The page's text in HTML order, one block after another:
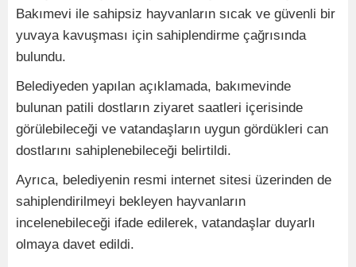
Bakımevi ile sahipsiz hayvanların sıcak ve güvenli bir
yuvaya kavuşması için sahiplendirme çağrısında
bulundu.
Belediyeden yapılan açıklamada, bakımevinde
bulunan patili dostların ziyaret saatleri içerisinde
görülebileceği ve vatandaşların uygun gördükleri can
dostlarını sahiplenebileceği belirtildi.
Ayrıca, belediyenin resmi internet sitesi üzerinden de
sahiplendirilmeyi bekleyen hayvanların
incelenebileceği ifade edilerek, vatandaşlar duyarlı
olmaya davet edildi.